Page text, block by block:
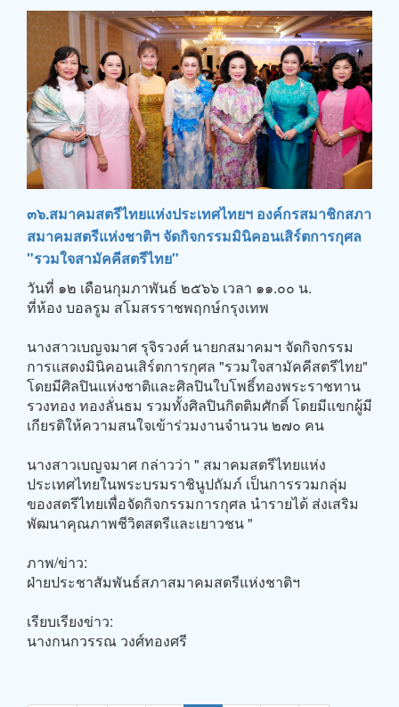
๓๖.สมาคมสตรีไทยแห่งประเทศไทยฯ องค์กรสมาชิกสภา
สมาคมสตรีแห่งชาติฯ จัดกิจกรรมมินิคอนเสิร์ตการกุศล
"รวมใจสามัคคีสตรีไทย"
วันที่ ๑๒ เดือนกุมภาพันธ์ ๒๕๖๖ เวลา ๑๑.๐๐ น.
ที่ห้อง บอลรูม สโมสรราชพฤกษ์กรุงเทพ
นางสาวเบญจมาศ รุจิรวงศ์ นายกสมาคมฯ จัดกิจกรรม
การแสดงมินิคอนเสิร์ตการกุศล "รวมใจสามัคคีสตรีไทย"
โดยมีศิลปินแห่งชาติและศิลปินใบโพธิ์ทองพระราชทาน
รวงทอง ทองลั่นธม รวมทั้งศิลปินกิตติมศักดิ์ โดยมีแขกผู้มี
เกียรติให้ความสนใจเข้าร่วมงานจำนวน ๒๗๐ คน
นางสาวเบญจมาศ กล่าวว่า " สมาคมสตรีไทยแห่ง
ประเทศไทยในพระบรมราชินูปถัมภ์ เป็นการรวมกลุ่ม
ของสตรีไทยเพื่อจัดกิจกรรมการกุศล นำรายได้ ส่งเสริม
พัฒนาคุณภาพชีวิตสตรีและเยาวชน "
ภาพ/ข่าว:
ฝ่ายประชาสัมพันธ์สภาสมาคมสตรีแห่งชาติฯ
เรียบเรียงข่าว:
นางกนกวรรณ วงศ์ทองศรี